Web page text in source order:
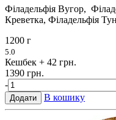
Філадельфія Вугор,
Креветка, Філадельфія
1200 г
5.0
Кешбек + 42 грн.
1390 грн.
-
Додати В кошику